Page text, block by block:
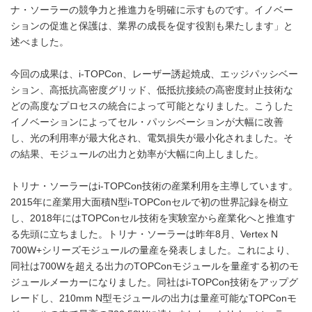
ナ・ソーラーの競争力と推進力を明確に示すものです。イノベー
ションの促進と保護は、業界の成長を促す役割も果たします」と
述べました。
今回の成果は、i-TOPCon、レーザー誘起焼成、エッジパッシベー
ション、高抵抗高密度グリッド、低抵抗接続の高密度封止技術な
どの高度なプロセスの統合によって可能となりました。こうした
イノベーションによってセル・パッシベーションが大幅に改善
し、光の利用率が最大化され、電気損失が最小化されました。そ
の結果、モジュールの出力と効率が大幅に向上しました。
トリナ・ソーラーはi-TOPCon技術の産業利用を主導しています。
2015年に産業用大面積N型i-TOPConセルで初の世界記録を樹立
し、2018年にはTOPConセル技術を実験室から産業化へと推進す
る先頭に立ちました。トリナ・ソーラーは昨年8月、Vertex N
700W+シリーズモジュールの量産を発表しました。これにより、
同社は700Wを超える出力のTOPConモジュールを量産する初のモ
ジュールメーカーになりました。同社はi-TOPCon技術をアップグ
レードし、210mm N型モジュールの出力は量産可能なTOPConモ